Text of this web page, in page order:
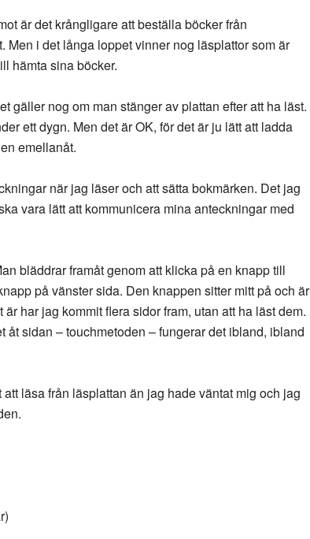
är det krångligare att beställa böcker från
Men i det långa loppet vinner nog läsplattor som är
hämta sina böcker.
gäller nog om man stänger av plattan efter att ha läst.
ett dygn. Men det är OK, för det är ju lätt att ladda
emellanåt.
när jag läser och att sätta bokmärken. Det jag
vara lätt att kommunicera mina anteckningar med
bläddrar framåt genom att klicka på en knapp till
på vänster sida. Den knappen sitter mitt på och är
har jag kommit flera sidor fram, utan att ha läst dem.
åt sidan – touchmetoden – fungerar det ibland, ibland
läsa från läsplattan än jag hade väntat mig och jag